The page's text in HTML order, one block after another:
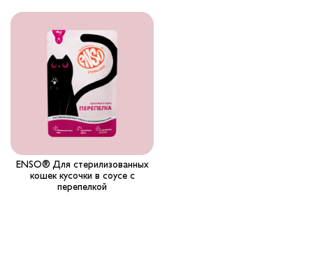
ENSO® Для стерилизованных
кошек кусочки в соусе с
перепелкой